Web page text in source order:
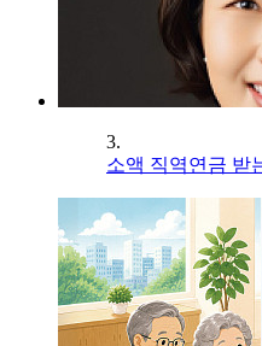
3.
소액 직역연금 받